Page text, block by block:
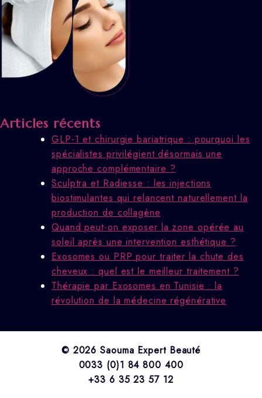
Articles récents
GLP-1 et chirurgie bariatrique : pourquoi les
spécialistes privilégient désormais une
approche complémentaire ?
Sculptra et Radiesse : les injections
biostimulantes qui relancent naturellement la
production de collagène
Quand peut-on exposer la zone opérée au
soleil après une intervention esthétique ?
Exosomes ou PRP pour traiter la chute des
cheveux : quel est le meilleur traitement ?
Thérapie par Exosomes en Tunisie : la
révolution de la médecine régénérative
© 2026 Saouma Expert Beauté
0033 (0)1 84 800 400
+33 6 35 23 57 12